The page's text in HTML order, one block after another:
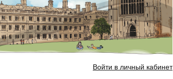
Войти в личный кабинет